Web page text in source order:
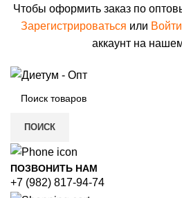
Чтобы оформить заказ по
Зарегистрироваться или Войти
аккаунт на
ПОИСК
ПОЗВОНИТЬ НАМ
+7 (982) 817-94-74